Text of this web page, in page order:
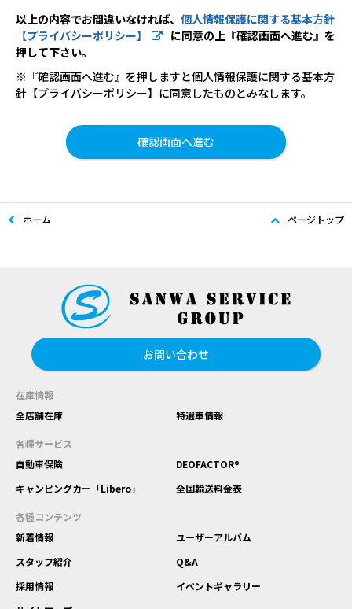
以上の内容でお間違いなければ、 個人情報保護に関する基本方針
【プライバシーポリシー】
に同意の上『確認画面へ進む』を
押して下さい。
※『確認画面へ進む』を押しますと個人情報保護に関する基本方
針【プライバシーポリシー】に同意したものとみなします。
ホーム ページトップ
お問い合わせ
在庫情報
全店舗在庫
特選車情報
各種サービス
自動車保険
DEOFACTOR®
キャンピングカー「Libero」
全国輸送料金表
各種コンテンツ
新着情報
ユーザーアルバム
スタッフ紹介
Q&A
採用情報
イベントギャラリー